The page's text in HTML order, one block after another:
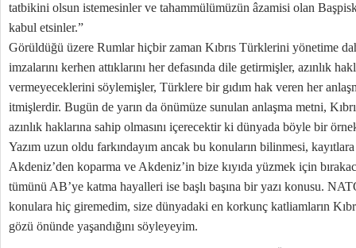
tatbikini olsun istemesinler ve tahammülümüzün âzamisi olan
kabul etsinler.”
Görüldüğü üzere Rumlar hiçbir zaman Kıbrıs Türklerini yönetime
imzalarını kerhen attıklarını her defasında dile getirmişler, azınlık
vermeyeceklerini söylemişler, Türklere bir gıdım hak veren her
itmişlerdir. Bugün de yarın da önümüze sunulan anlaşma metni,
azınlık haklarına sahip olmasını içerecektir ki dünyada böyle bir
Yazım uzun oldu farkındayım ancak bu konuların bilinmesi,
Akdeniz’den koparma ve Akdeniz’in bize kıyıda yüzmek için
tümünü AB’ye katma hayalleri ise başlı başına bir yazı konusu.
konulara hiç giremedim, size dünyadaki en korkunç katliamların
gözü önünde yaşandığını söyleyeyim.